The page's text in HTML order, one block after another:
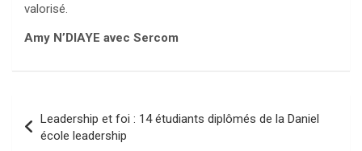
valorisé.
Amy N’DIAYE avec Sercom
de
Leadership et foi : 14 étudiants diplômés de la Daniel
école leadership